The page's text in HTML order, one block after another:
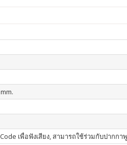
เพื่อฟังเสียง, สามารถใช้ร่วมกับปากกา